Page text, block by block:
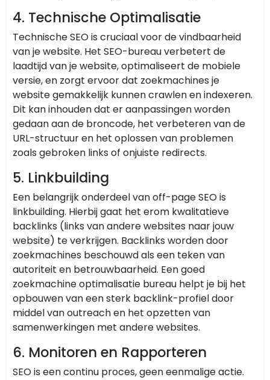
4. Technische Optimalisatie
Technische SEO is cruciaal voor de vindbaarheid
van je website. Het SEO-bureau verbetert de
laadtijd van je website, optimaliseert de mobiele
versie, en zorgt ervoor dat zoekmachines je
website gemakkelijk kunnen crawlen en indexeren.
Dit kan inhouden dat er aanpassingen worden
gedaan aan de broncode, het verbeteren van de
URL-structuur en het oplossen van problemen
zoals gebroken links of onjuiste redirects.
5. Linkbuilding
Een belangrijk onderdeel van off-page SEO is
linkbuilding. Hierbij gaat het erom kwalitatieve
backlinks (links van andere websites naar jouw
website) te verkrijgen. Backlinks worden door
zoekmachines beschouwd als een teken van
autoriteit en betrouwbaarheid. Een goed
zoekmachine optimalisatie bureau helpt je bij het
opbouwen van een sterk backlink-profiel door
middel van outreach en het opzetten van
samenwerkingen met andere websites.
6. Monitoren en Rapporteren
SEO is een continu proces, geen eenmalige actie.